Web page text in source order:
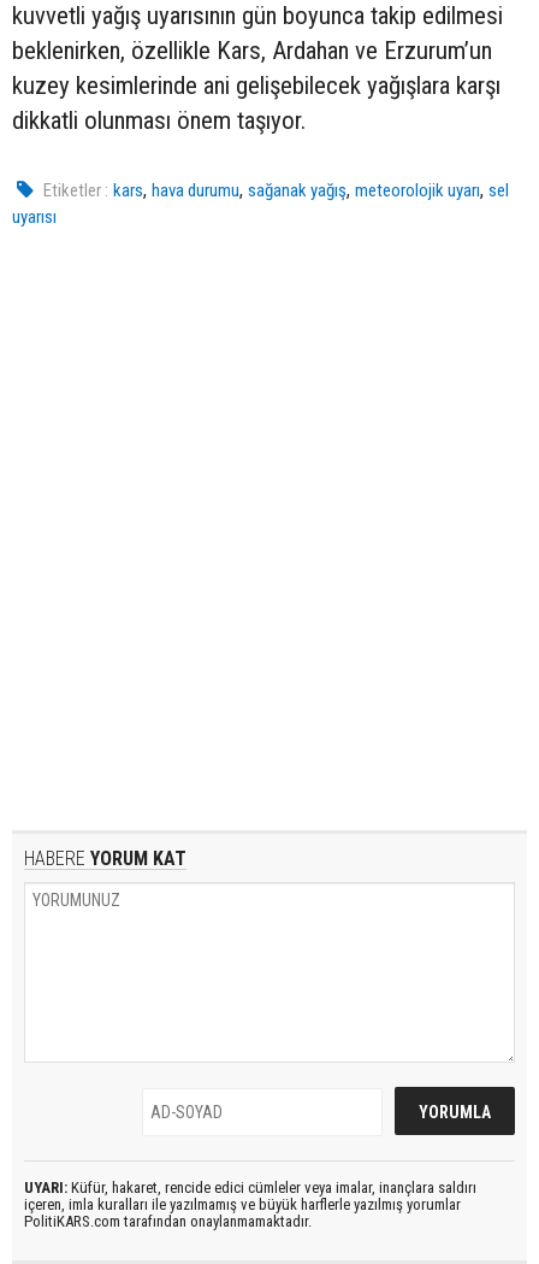
kuvvetli yağış uyarısının gün boyunca takip edilmesi
beklenirken, özellikle Kars, Ardahan ve Erzurum’un
kuzey kesimlerinde ani gelişebilecek yağışlara karşı
dikkatli olunması önem taşıyor.
Etiketler : kars,hava durumu,sağanak yağış,meteorolojik uyarı,sel
uyarısı
HABERE YORUM KAT
UYARI: Küfür, hakaret, rencide edici cümleler veya imalar, inançlara saldırı
içeren, imla kuralları ile yazılmamış ve büyük harflerle yazılmış yorumlar
PolitiKARS.com tarafından onaylanmamaktadır.